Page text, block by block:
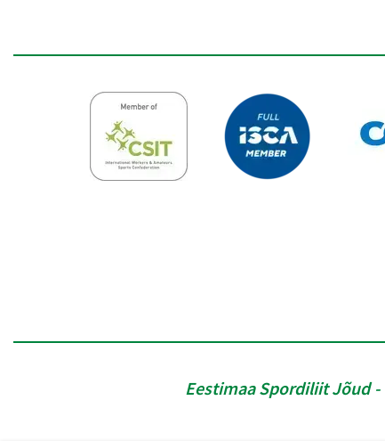
Eestimaa Spordiliit Jõud